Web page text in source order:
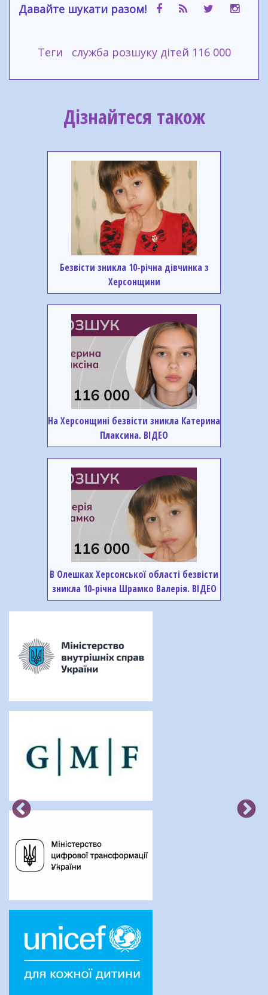
Давайте шукати разом!
Теги служба розшуку дітей 116 000
Дізнайтеся також
Безвісти зникла 10-річна дівчинка з
Херсонщини
На Херсонщині безвісти зникла Катерина
Плаксина. ВІДЕО
В Олешках Херсонської області безвісти
зникла 10-річна Шрамко Валерія. ВІДЕО